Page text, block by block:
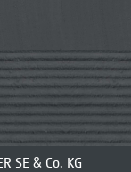
SE & Co. KG